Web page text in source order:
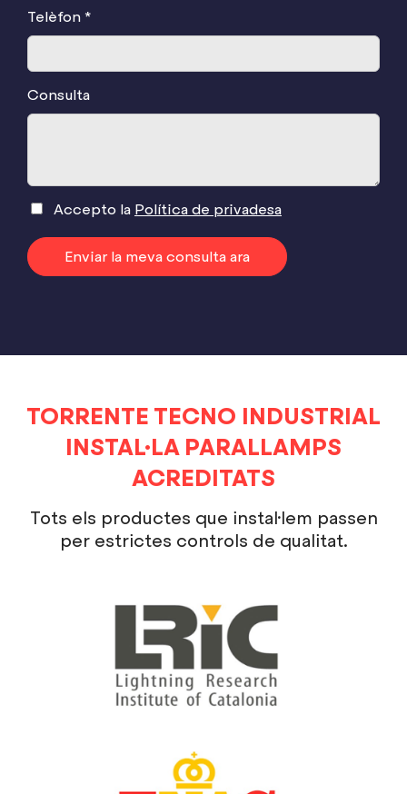
Telèfon *
Consulta
Accepto la Política de privadesa
Enviar la meva consulta ara
TORRENTE TECNO INDUSTRIAL
INSTAL·LA PARALLAMPS
ACREDITATS
Tots els productes que instal·lem passen
per estrictes controls de qualitat.